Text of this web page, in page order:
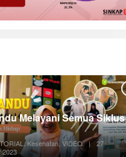
Melayani Semua Siklus
Kesehatan, VIDEO |
27
2023